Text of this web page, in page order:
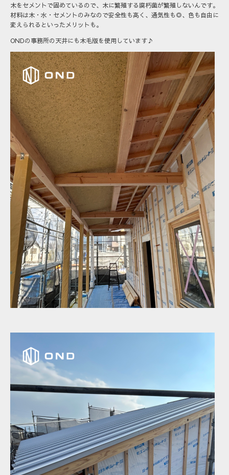
木をセメントで固めているので、木に繁殖する腐朽菌が繁殖しないんです。
材料は木・水・セメントのみなので安全性も高く、通気性も◎、色も自由に
変えられるといったメリットも。
ONDの事務所の天井にも木毛版を使用しています♪